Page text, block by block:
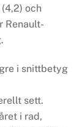
och
Renault-
i snittbetyg
sett.
i rad,